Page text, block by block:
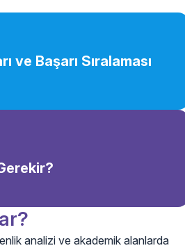
ve Başarı Sıralaması
analizi ve akademik alanlarda